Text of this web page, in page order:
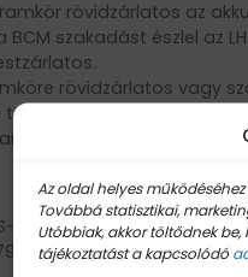
Az oldal helyes
Továbbá statisztikai,
Utóbbiak, akkor töltődnek
tájékoztatást a kapcsolódó
rövidzárlatos az
szakadást észlel az
rövidzárlatos vagy
rövidzárlatos vagy
D3/12V 35XT6-A-D3/12V
Hyundai: